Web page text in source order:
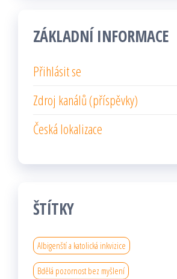
ZÁKLADNÍ INFORMACE
Přihlásit se
Zdroj kanálů (příspěvky)
Česká lokalizace
ŠTÍTKY
Albigenští a katolická inkvizice
Bdělá pozornost bez myšlení